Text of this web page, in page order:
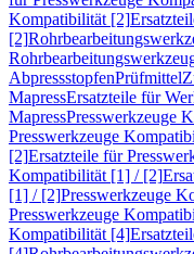
Kompatibilität [2]
[2]
AbpressstopfenPrüfmittel
MapressErsatzteile für
MapressPresswerkzeuge
Presswerkzeuge
[2]Ersatzteile für
Kompatibilität [1] / [2]
[1] / [2]Presswerkzeuge
Presswerkzeuge
Kompatibilität [4]